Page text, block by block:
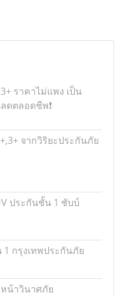
ราคาไม่แพง เป็น
ตลอดชีพ❗
จากวิริยะประกันภัย
ประกันชั้น 1 ชับบ์
กรุงเทพประกันภัย
น้าวินาศภัย